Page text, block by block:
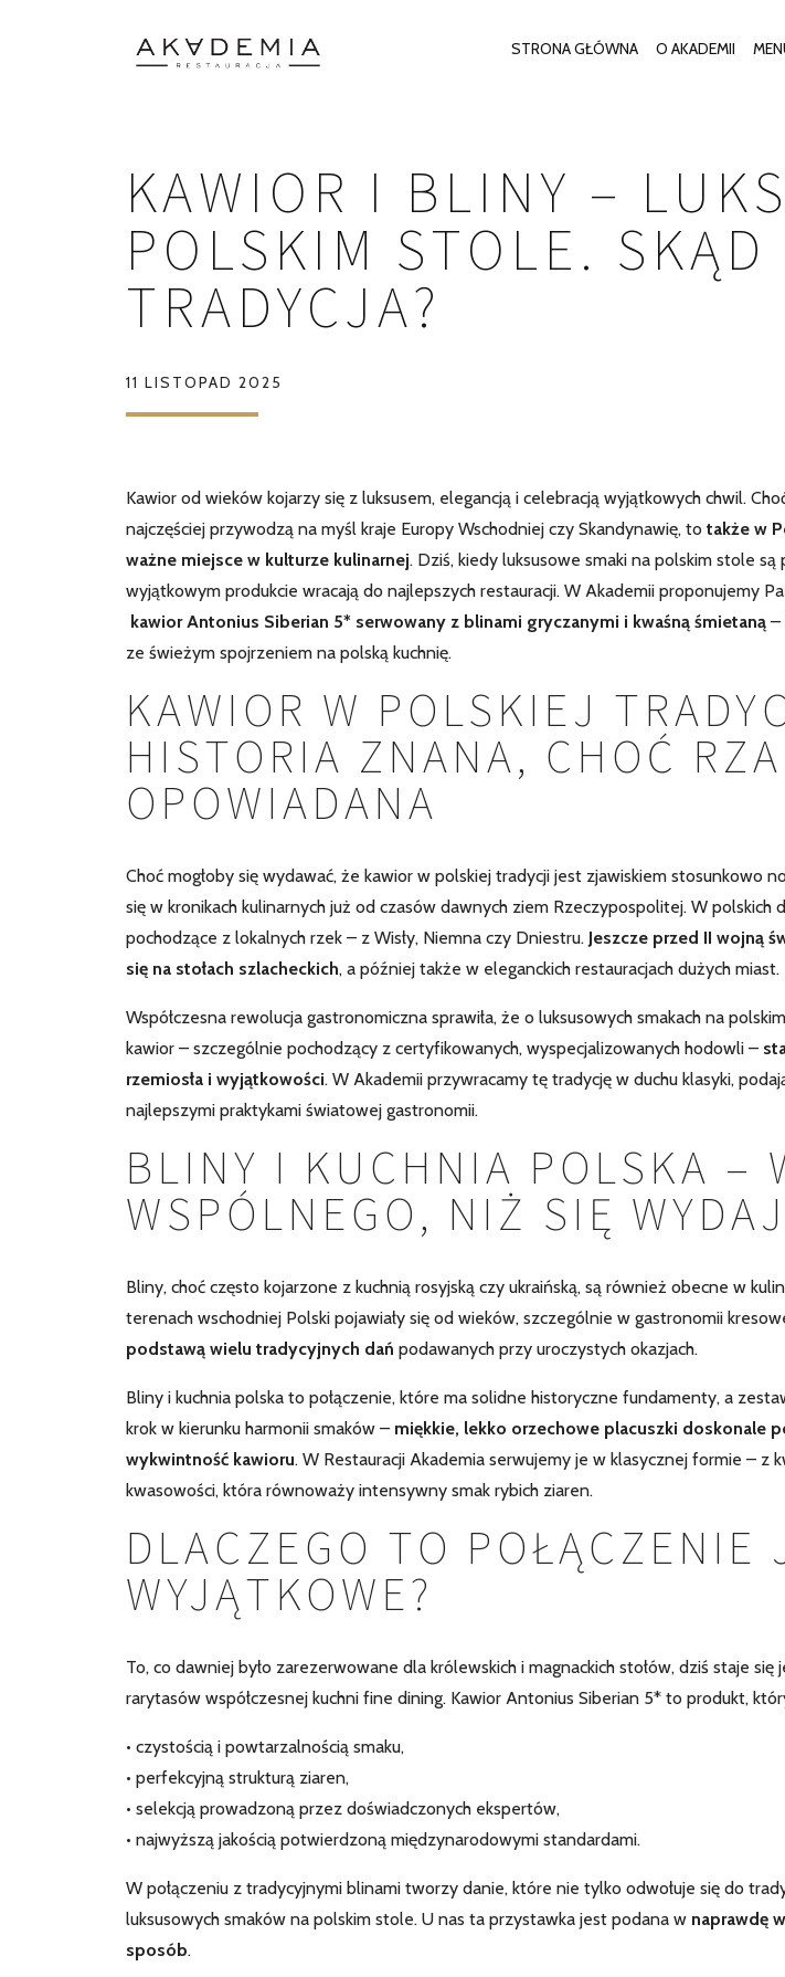
STRONA GŁÓWNA O AKADEMII
KAWIOR I BLINY –
POLSKIM STOLE. SKĄD
TRADYCJA?
11 LISTOPAD 2025
Kawior od wieków kojarzy się z luksusem, elegancją i celebracją wyjątkowych chwil.
najczęściej przywodzą na myśl kraje Europy Wschodniej czy Skandynawię, to także w
ważne miejsce w kulturze kulinarnej. Dziś, kiedy luksusowe smaki na polskim stole
wyjątkowym produkcie wracają do najlepszych restauracji. W Akademii proponujemy
kawior Antonius Siberian 5* serwowany z blinami gryczanymi i kwaśną śmietaną –
ze świeżym spojrzeniem na polską kuchnię.
KAWIOR W POLSKIEJ
HISTORIA ZNANA, CHOĆ
OPOWIADANA
Choć mogłoby się wydawać, że kawior w polskiej tradycji jest zjawiskiem stosunkowo
się w kronikach kulinarnych już od czasów dawnych ziem Rzeczypospolitej. W polskich
pochodzące z lokalnych rzek – z Wisły, Niemna czy Dniestru. Jeszcze przed II wojną
się na stołach szlacheckich, a później także w eleganckich restauracjach dużych miast.
Współczesna rewolucja gastronomiczna sprawiła, że o luksusowych smakach na
kawior – szczególnie pochodzący z certyfikowanych, wyspecjalizowanych hodowli –
rzemiosła i wyjątkowości. W Akademii przywracamy tę tradycję w duchu klasyki,
najlepszymi praktykami światowej gastronomii.
BLINY I KUCHNIA POLSKA –
WSPÓLNEGO, NIŻ SIĘ
Bliny, choć często kojarzone z kuchnią rosyjską czy ukraińską, są również obecne w
terenach wschodniej Polski pojawiały się od wieków, szczególnie w gastronomii
podstawą wielu tradycyjnych dań podawanych przy uroczystych okazjach.
Bliny i kuchnia polska to połączenie, które ma solidne historyczne fundamenty, a
krok w kierunku harmonii smaków – miękkie, lekko orzechowe placuszki doskonale
wykwintność kawioru. W Restauracji Akademia serwujemy je w klasycznej formie – z
kwasowości, która równoważy intensywny smak rybich ziaren.
DLACZEGO TO POŁĄCZENIE
WYJĄTKOWE?
To, co dawniej było zarezerwowane dla królewskich i magnackich stołów, dziś staje
rarytasów współczesnej kuchni fine dining. Kawior Antonius Siberian 5* to produkt,
• czystością i powtarzalnością smaku,
• perfekcyjną strukturą ziaren,
• selekcją prowadzoną przez doświadczonych ekspertów,
• najwyższą jakością potwierdzoną międzynarodowymi standardami.
W połączeniu z tradycyjnymi blinami tworzy danie, które nie tylko odwołuje się do
luksusowych smaków na polskim stole. U nas ta przystawka jest podana w naprawdę
sposób.